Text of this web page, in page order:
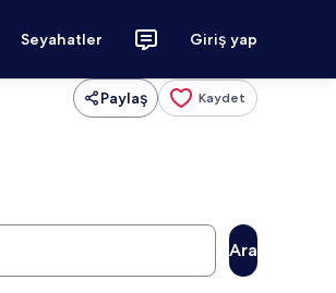
Seyahatler Giriş yap
Paylaş Kaydet
Ara